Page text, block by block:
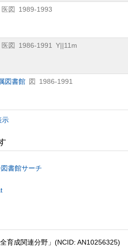
医図
1989-1993
医図 1986-1991
Y||11m
図書館 図
1986-1991
示
書館サーチ
育成関連分野」(NCID: AN10256325)